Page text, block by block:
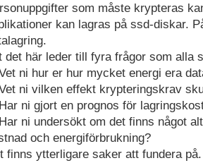
som måste krypteras
kan lagras på ssd-diskar.
det här leder till fyra frågor som alla
ni hur er hur mycket energi era
ni vilken effekt krypteringskrav
ni gjort en prognos för
ni undersökt om det finns något
och energiförbrukning?
finns ytterligare saker att fundera